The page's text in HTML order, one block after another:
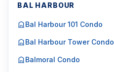
BAL HARBOUR
Bal Harbour 101 Condo
Bal Harbour Tower Condo
Balmoral Condo